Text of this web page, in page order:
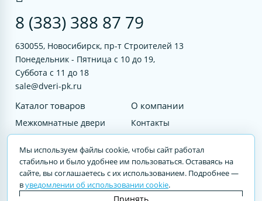
8 (383) 388 87 79
630055, Новосибирск, пр-т Строителей 13
Понедельник - Пятница с 10 до 19,
Суббота с 11 до 18
sale@dveri-pk.ru
Каталог товаров
Межкомнатные двери
Входные двери
Услуги
О компании
Контакты
© 2023 DVERI-PK.RU Авторские права защищены. Полное или частичное
воспроизведение материалов cайта без письменного разрешения —
Мы используем файлы cookie, чтобы сайт работал
стабильно и было удобнее им пользоваться. Оставаясь на
сайте, вы соглашаетесь с их использованием. Подробнее —
вуведомлении об использовании cookie.